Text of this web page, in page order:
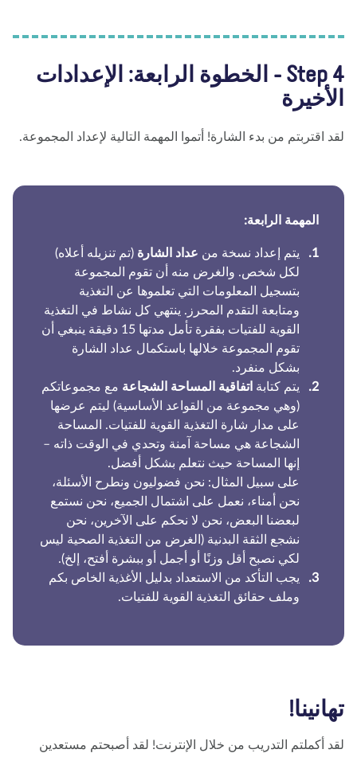
Step 4 - الخطوة الرابعة: الإعدادات
اقتربتم من بدء الشارة! أتموا المهمة التالية لإعداد المجموعة.
المهمة الرابعة:
يتم إعداد نسخة من عداد الشارة(تم تنزيله أعلاه)
لكل شخص. والغرض منه أن تقوم المجموعة
بتسجيل المعلومات التي تعلموها عن التغذية
ومتابعة التقدم المحرز. ينتهي كل نشاط في التغذية
القوية للفتيات بفقرة تأمل مدتها 15 دقيقة ينبغي أن
تقوم المجموعة خلالها باستكمال عداد الشارة
بشكل منفرد.
يتم كتابةاتفاقية المساحة الشجاعةمع مجموعاتكم
(وهي مجموعة من القواعد الأساسية) ليتم عرضها
على مدار شارة التغذية القوية للفتيات. المساحة
الشجاعة هي مساحة آمنة وتحدي في الوقت ذاته –
إنها المساحة حيث نتعلم بشكل أفضل.
على سبيل المثال: نحن فضوليون ونطرح الأسئلة،
نحن أمناء، نعمل على اشتمال الجميع، نحن نستمع
لبعضنا البعض، نحن لا نحكم على الآخرين، نحن
نشجع الثقة البدنية (الغرض من التغذية الصحية ليس
لكي نصبح أقل وزنًا أو أجمل أو ببشرة أفتح، إلخ).
يجب التأكد من الاستعداد بدليل الأغذية الخاص بكم
وملف حقائق التغذية القوية للفتيات.
أكملتم التدريب من خلال الإنترنت! لقد أصبحتم مستعدين